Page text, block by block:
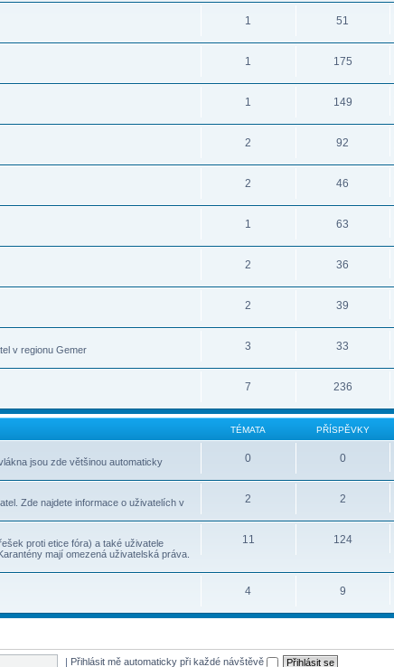
1 51
1 175
1 149
2 92
2 46
1 63
2 36
2 39
v regionu Gemer
3 33
7 236
TÉMATA PŘÍSPĚVKY
jsou zde většinou automaticky
0 0
Zde najdete informace o uživatelích v
2 2
proti etice fóra) a také uživatele
mají omezená uživatelská práva.
11 124
4 9
| Přihlásit mě automaticky při každé návštěvě